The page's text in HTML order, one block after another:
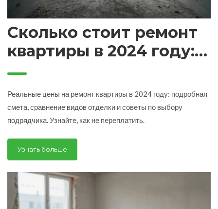
Сколько стоит ремонт
квартиры в 2024 году:
реальные цены и смета
Реальные цены на ремонт квартиры в 2024 году: подробная
смета, сравнение видов отделки и советы по выбору
подрядчика. Узнайте, как не переплатить.
Узнать больше